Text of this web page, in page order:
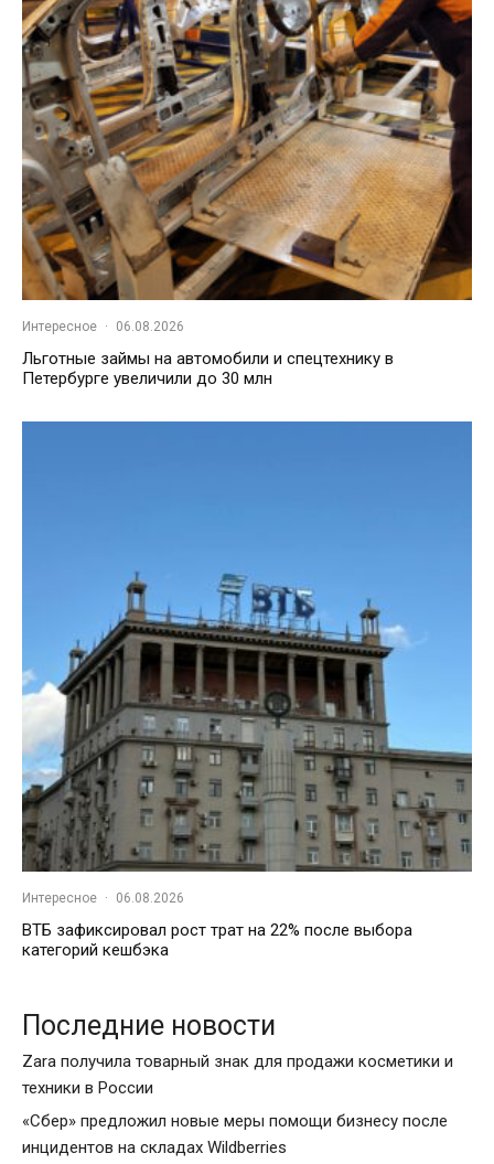
Интересное · 06.08.2026
Льготные займы на автомобили и спецтехнику в
Петербурге увеличили до 30 млн
Интересное · 06.08.2026
ВТБ зафиксировал рост трат на 22% после выбора
категорий кешбэка
Последние новости
Zara получила товарный знак для продажи косметики и
техники в России
«Сбер» предложил новые меры помощи бизнесу после
инцидентов на складах Wildberries